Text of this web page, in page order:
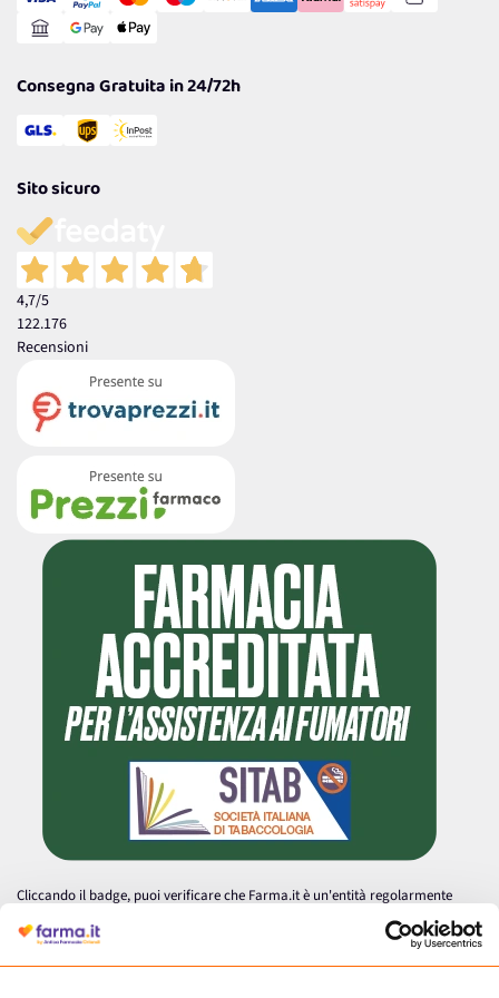
Reso Facile e Veloce
Consegna Gratuita in 24/72h
Sito sicuro
4,7/5
122.176
Recensioni
Cliccando il badge, puoi verificare che Farma.it è un'entità regolarmente
autorizzata dal Ministero della Salute a effettuare la vendita online di
medicinali.